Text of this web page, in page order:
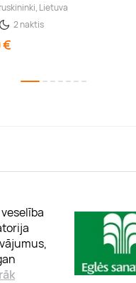
Lietuva
2 naktis
€